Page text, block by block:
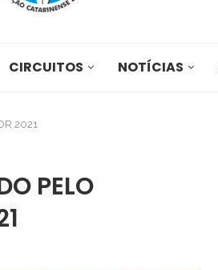
CIRCUITOS NOTÍCIAS
2021
PELO